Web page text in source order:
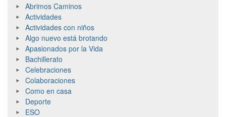
Abrimos Caminos
Actividades
Actividades con niños
Algo nuevo está brotando
Apasionados por la Vida
Bachillerato
Celebraciones
Colaboraciones
Como en casa
Deporte
ESO